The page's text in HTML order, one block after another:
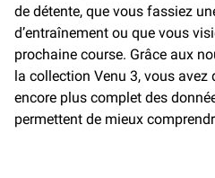
de détente, que vous fassiez
d’entraînement ou que vous
prochaine course. Grâce aux
la collection Venu 3, vous avez
encore plus complet des
permettent de mieux